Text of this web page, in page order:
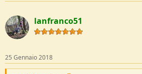
lanfranco51
25 Gennaio 2018